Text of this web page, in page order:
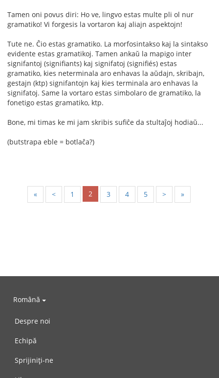
Tamen oni povus diri: Ho ve, lingvo estas multe pli ol nur
gramatiko! Vi forgesis la vortaron kaj aliajn aspektojn!
Tute ne. Ĉio estas gramatiko. La morfosintakso kaj la sintakso
evidente estas gramatikoj. Tamen ankaŭ la mapigo inter
signifantoj (signifiants) kaj signifatoj (signifiés) estas
gramatiko, kies neterminala aro enhavas la aŭdajn, skribajn,
gestajn (ktp) signifantojn kaj kies terminala aro enhavas la
signifatoj. Same la vortaro estas simbolaro de gramatiko, la
fonetigo estas gramatiko, ktp.
Bone, mi timas ke mi jam skribis sufiĉe da stultaĵoj hodiaŭ...
(butstrapa eble = botlaĉa?)
« < 1 2 3 4 5 > »
Română
Despre noi
Echipă
Sprijiniți-ne